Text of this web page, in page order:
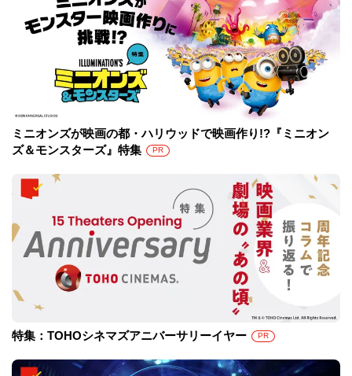
ミニオンズが映画の都・ハリウッドで映画作り!?『ミニオン
ズ＆モンスターズ』特集
PR
特集：TOHOシネマズアニバーサリーイヤー PR